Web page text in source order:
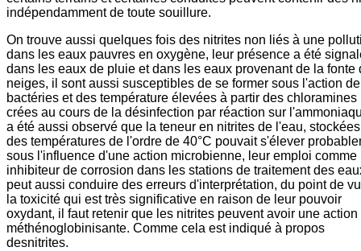
indépendamment de toute souillure.
On trouve aussi quelques fois des nitrites non liés à une
dans les eaux pauvres en oxygène, leur présence a été
dans les eaux de pluie et dans les eaux provenant de la fonte
neiges, il sont aussi susceptibles de se former sous l'action de
bactéries et des température élevées à partir des chloramines
crées au cours de la désinfection par réaction sur
a été aussi observé que la teneur en nitrites de l'eau,
des températures de l'ordre de 40°C pouvait s'élever
sous l'influence d'une action microbienne, leur emploi comme
inhibiteur de corrosion dans les stations de traitement des
peut aussi conduire des erreurs d'interprétation, du point de
la toxicité qui est très significative en raison de leur pouvoir
oxydant, il faut retenir que les nitrites peuvent avoir une action
méthénoglobinisante. Comme cela est indiqué à propos
desnitrites.